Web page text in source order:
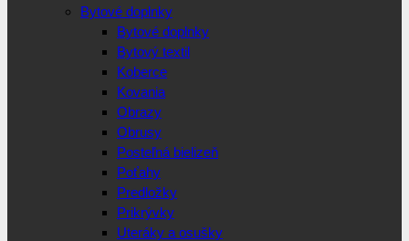
Bytové doplnky
Bytové doplnky
Bytový textil
Koberce
Kovania
Obrazy
Obrusy
Posteľná bielizeň
Poťahy
Predložky
Prikrývky
Uteráky a osušky